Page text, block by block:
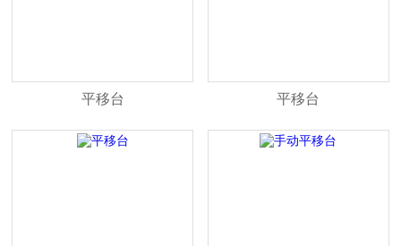
平移台 平移台